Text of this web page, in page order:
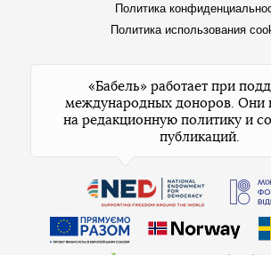
Политика
Политика использования
«Бабель» работает при
международных доноров. Они
на редакционную политику и
публикаций.